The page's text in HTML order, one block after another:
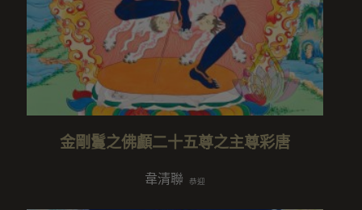
金剛鬘之佛顱二十五尊之主尊彩唐
韋清聯 恭迎